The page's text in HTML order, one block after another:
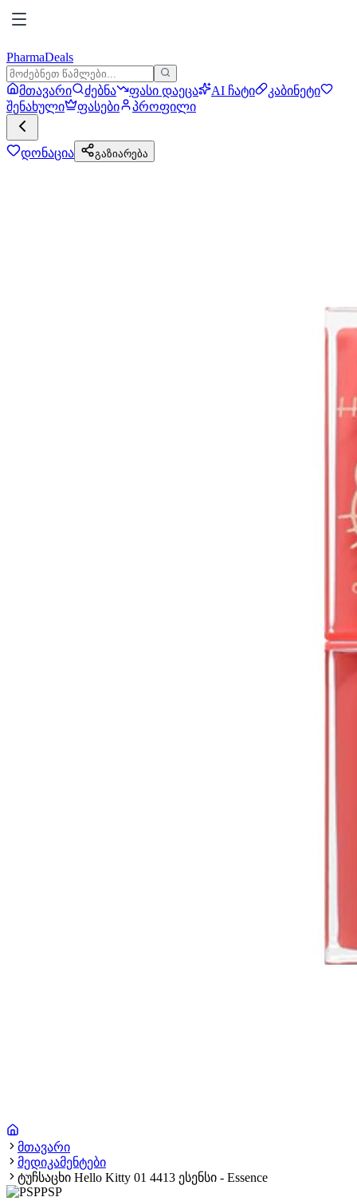
PharmaDeals
მთავარი ძებნა ფასი დაეცა AI ჩატი
კაბინეტი
შენახული
ფასები პროფილი
დონაცია გაზიარება
მთავარი
მედიკამენტები
ტუჩსაცხი Hello Kitty 01 4413 ესენსი - Essence
PSP